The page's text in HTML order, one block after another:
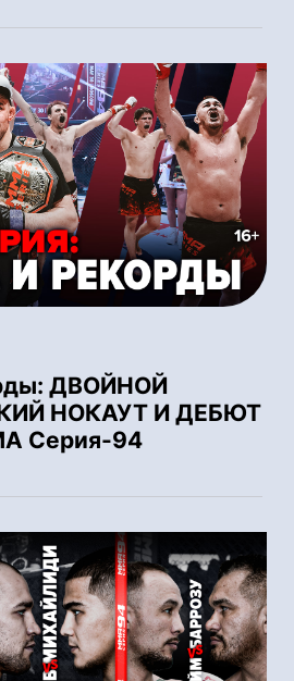
ДВОЙНОЙ
НОКАУТ И ДЕБЮТ
Серия-94